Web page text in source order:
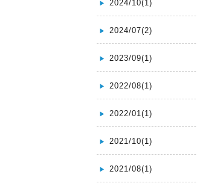
2024/10(1)
2024/07(2)
2023/09(1)
2022/08(1)
2022/01(1)
2021/10(1)
2021/08(1)